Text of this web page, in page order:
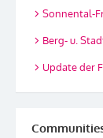
Sonnental-
Berg- u.
Update der